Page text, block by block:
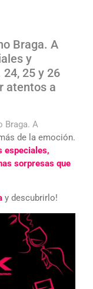
Braga. A
y
25 y 26
atentos a
Braga. A
de la emoción.
especiales,
sorpresas que
y descubrirlo!